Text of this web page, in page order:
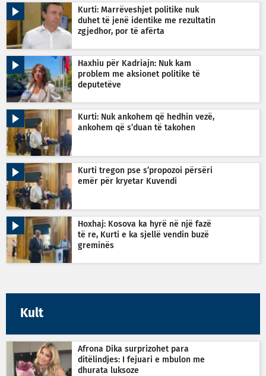
Kurti: Marrëveshjet politike nuk
duhet të jenë identike me rezultatin
zgjedhor, por të afërta
Haxhiu për Kadriajn: Nuk kam
problem me aksionet politike të
deputetëve
Kurti: Nuk ankohem që hedhin vezë,
ankohem që s’duan të takohen
Kurti tregon pse s’propozoi përsëri
emër për kryetar Kuvendi
Hoxhaj: Kosova ka hyrë në një fazë
të re, Kurti e ka sjellë vendin buzë
greminës
Kult
Afrona Dika surprizohet para
ditëlindjes: I fejuari e mbulon me
dhurata luksoze